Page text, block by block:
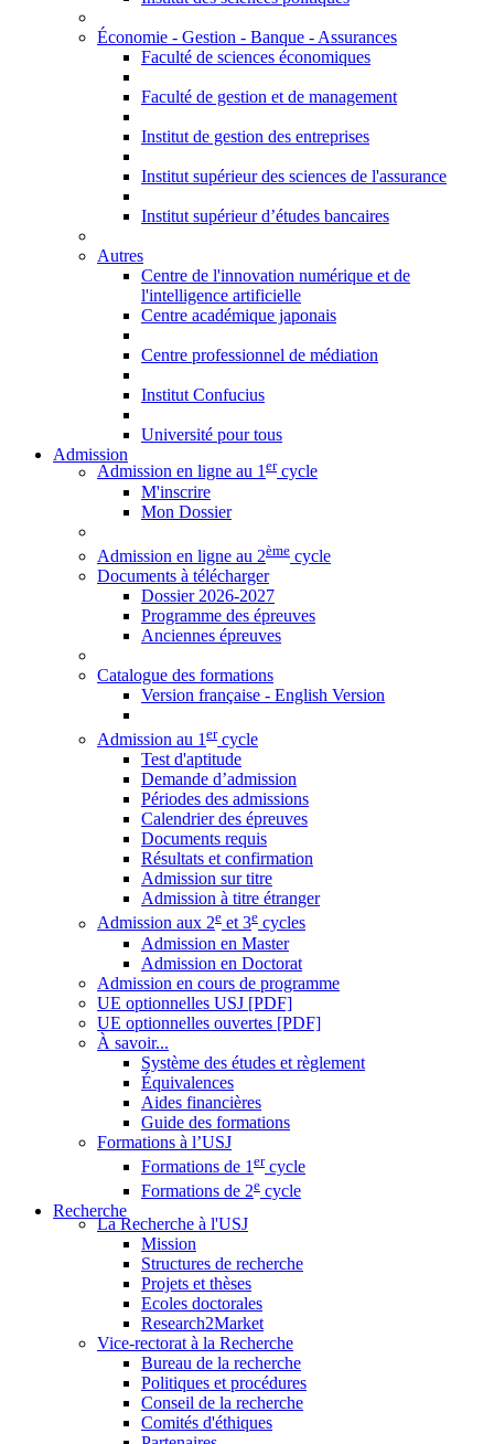
Économie - Gestion - Banque - Assurances
Faculté de sciences économiques
Faculté de gestion et de management
Institut de gestion des entreprises
Institut supérieur des sciences de l'assurance
Institut supérieur d’études bancaires
Autres
Centre de l'innovation numérique et de
l'intelligence artificielle
Centre académique japonais
Centre professionnel de médiation
Institut Confucius
Université pour tous
Admission
Admission en ligne au 1ercycle
M'inscrire
Mon Dossier
Admission en ligne au 2ème cycle
Documents à télécharger
Dossier 2026-2027
Programme des épreuves
Anciennes épreuves
Catalogue des formations
Version française - English Version
Admission au 1 ercycle
Test d'aptitude
Demande d’admission
Périodes des admissions
Calendrier des épreuves
Documents requis
Résultats et confirmation
Admission sur titre
Admission à titre étranger
Admission aux 2e et 3e cycles
Admission en Master
Admission en Doctorat
Admission en cours de programme
UE optionnelles USJ [PDF]
UE optionnelles ouvertes [PDF]
À savoir...
Système des études et règlement
Équivalences
Aides financières
Guide des formations
Formations à l’USJ
Formations de 1 ercycle
Formations de 2e cycle
Recherche
La Recherche à l'USJ
Mission
Structures de recherche
Projets et thèses
Ecoles doctorales
Research2Market
Vice-rectorat à la Recherche
Bureau de la recherche
Politiques et procédures
Conseil de la recherche
Comités d'éthiques